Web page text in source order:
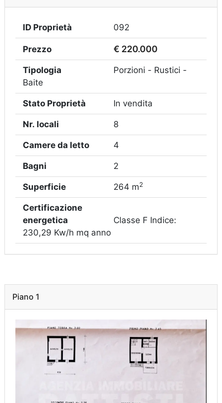
ID Proprietà 092
Prezzo € 220.000
Tipologia
Porzioni - Rustici -
Baite
Stato Proprietà In vendita
Nr. locali 8
Camere da letto 4
Bagni 2
Superficie 264 m2
Certificazione
energetica
Classe F Indice:
230,29 Kw/h mq anno
Piano 1